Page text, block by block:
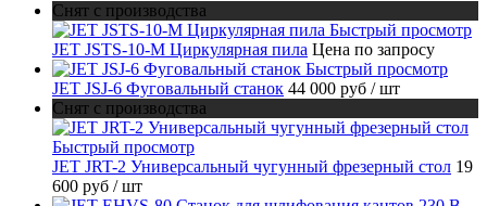
Снят с производства
Быстрый просмотр
JET JSTS-10-M Циркулярная пила Цена по запросу
Быстрый просмотр
JET JSJ-6 Фуговальный станок 44 000 руб / шт
Снят с производства
Быстрый просмотр
JET JRT-2 Универсальный чугунный фрезерный стол 19
600 руб / шт